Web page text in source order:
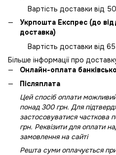
Вартість доставки від
Укрпошта Експрес (до
доставка)
Вартість доставки від
Більше інформації про
Онлайн-оплата
Післяплата
Цей спосіб оплати
понад 300 грн. Для
застосовуватися часткова
грн. Реквізити для оплати
замовлення на сайті
Решта суми оплачується